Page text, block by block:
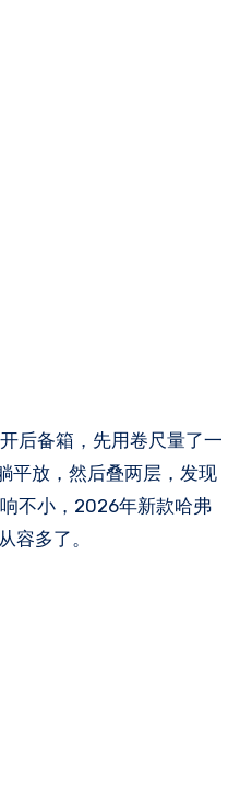
后备箱，先用卷尺量了一
平放，然后叠两层，发现
不小，2026年新款哈弗
容多了。